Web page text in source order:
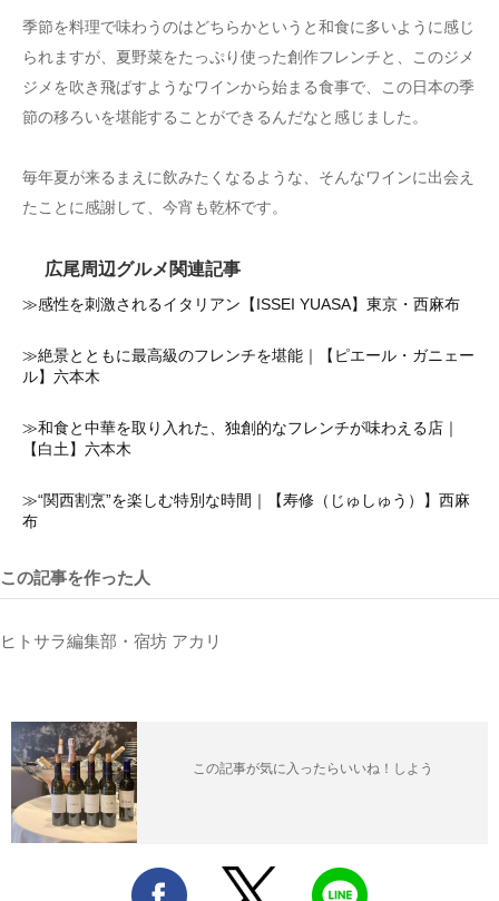
季節を料理で味わうのはどちらかというと和食に多いように感じ
られますが、夏野菜をたっぷり使った創作フレンチと、このジメ
ジメを吹き飛ばすようなワインから始まる食事で、この日本の季
節の移ろいを堪能することができるんだなと感じました。
毎年夏が来るまえに飲みたくなるような、そんなワインに出会え
たことに感謝して、今宵も乾杯です。
広尾周辺グルメ関連記事
≫感性を刺激されるイタリアン【ISSEI YUASA】東京・西麻布
≫絶景とともに最高級のフレンチを堪能｜【ピエール・ガニェー
ル】六本木
≫和食と中華を取り入れた、独創的なフレンチが味わえる店｜
【白土】六本木
≫“関西割烹”を楽しむ特別な時間｜【寿修（じゅしゅう）】西麻
布
この記事を作った人
ヒトサラ編集部・宿坊 アカリ
この記事が気に入ったらいいね！しよう